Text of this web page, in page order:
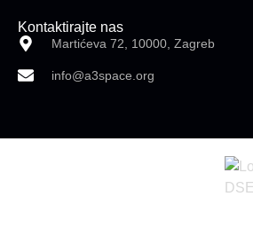
Kontaktirajte nas
Martićeva 72, 10000, Zagreb
info@a3space.org